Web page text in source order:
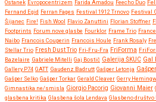
Ostanek Evropocentrizem Farida Amadou Feecho Duo
Fernand Egid Ferran Fages Festival 1912 Trnovo Festival
Šijanec Fire! Fish Wool Flavio Zanuttini Florian Stoffner
Footprints Forum nove glasbe Fourklor Frame Trio
Naibo Francois Couperin Francois Houle Frank Rosaly
Stellar Trio Fresh Dust Trio Fri-Fru-Fra FriForma
Bazelaire Gabriele Mitelli Gaj Bostič Galerija ŠKUC Gal
Gallery P74 GATT Gaudenz Badrutt Gašper Letonja
Gašper Selko Gašper Torkar Gerald Cleaver Gerry
Gimnastika ne/smisla Giorgio Pacorig Giovanni Maier
glasbena kritika Glasbena šola Lendava Glasbeno društvo